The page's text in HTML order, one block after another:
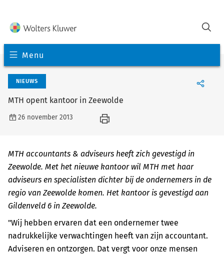
Menu
NIEUWS
MTH opent kantoor in Zeewolde
26 november 2013
MTH accountants & adviseurs heeft zich gevestigd in
Zeewolde. Met het nieuwe kantoor wil MTH met haar
adviseurs en specialisten dichter bij de ondernemers in de
regio van Zeewolde komen. Het kantoor is gevestigd aan
Gildenveld 6 in Zeewolde.
"Wij hebben ervaren dat een ondernemer twee
nadrukkelijke verwachtingen heeft van zijn accountant.
Adviseren en ontzorgen. Dat vergt voor onze mensen